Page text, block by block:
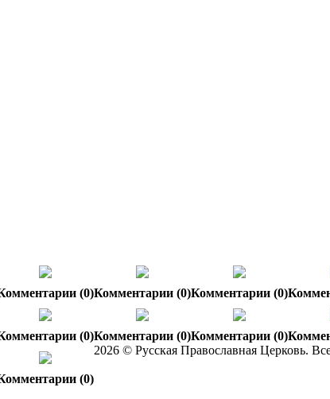
(0)Комментарии (0)Комментарии (0)
(0)Комментарии (0)Комментарии (0)
(0)
2026 © Русская Православная Церковь.